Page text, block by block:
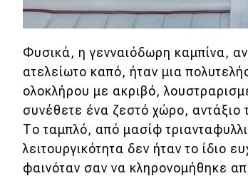
Οδηγός αγοράς
Συμβουλές
Χρηστικά
Συμβουλές
ΚΤΕΟ
Φυσικά, η γενναιόδωρη καμπίνα,
ατελείωτο καπό, ήταν μια
ολοκλήρου με ακριβό,
συνέθετε ένα ζεστό χώρο,
Το ταμπλό, από μασίφ
λειτουργικότητα δεν ήταν το ίδιο
φαινόταν σαν να κληρονομήθηκε